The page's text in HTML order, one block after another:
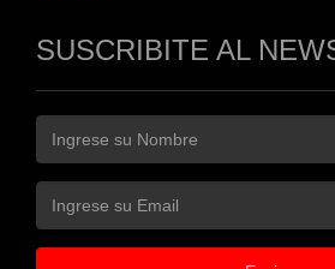
SUSCRIBITE AL